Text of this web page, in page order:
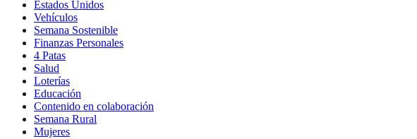
Estados Unidos
Vehículos
Semana Sostenible
Finanzas Personales
4 Patas
Salud
Loterías
Educación
Contenido en colaboración
Semana Rural
Mujeres